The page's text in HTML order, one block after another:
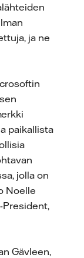
ja ne
paikallista
jolla on
Noelle
President,
Gävleen,